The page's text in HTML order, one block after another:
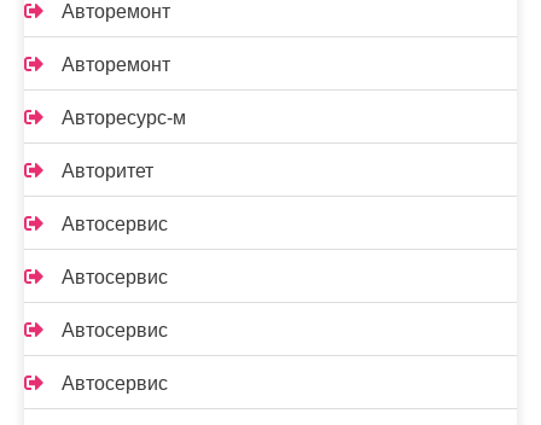
Авторемонт
Авторемонт
Авторесурс-м
Авторитет
Автосервис
Автосервис
Автосервис
Автосервис